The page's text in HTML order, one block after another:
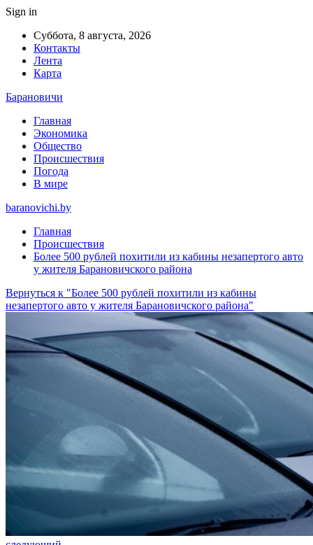
Sign in
Суббота, 8 августа, 2026
Контакты
Лента
Карта
Барановичи
Главная
Экономика
Общество
Происшествия
Погода
В мире
baranovichi.by
Главная
Происшествия
Более 500 рублей похитили из кабины незапертого авто
у жителя Барановичского района
Вернуться к "Более 500 рублей похитили из кабины
незапертого авто у жителя Барановичского района"